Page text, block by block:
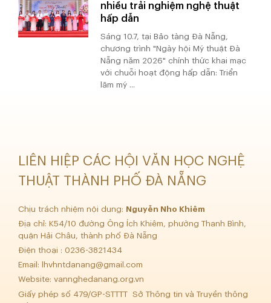
nhiều trải nghiệm nghệ thuật
hấp dẫn
Sáng 10.7, tại Bảo tàng Đà Nẵng,
chương trình "Ngày hội Mỹ thuật Đà
Nẵng năm 2026" chính thức khai mạc
với chuỗi hoạt động hấp dẫn: Triển
lãm mỹ ...
LIÊN HIỆP CÁC HỘI VĂN HỌC NGHỆ
THUẬT THÀNH PHỐ ĐÀ NẴNG
Chịu trách nhiệm nội dung:
Nguyễn Nho Khiêm
Địa chỉ: K54/10 đường Ông Ích Khiêm, phường Thanh Bình,
quận Hải Châu, thành phố Đà Nẵng
Điện thoại : 0236-3821434
Email:
lhvhntdanang@gmail.com
Website: vannghedanang.org.vn
Giấy phép số 479/GP-STTTT Sở Thông tin và Truyền thông